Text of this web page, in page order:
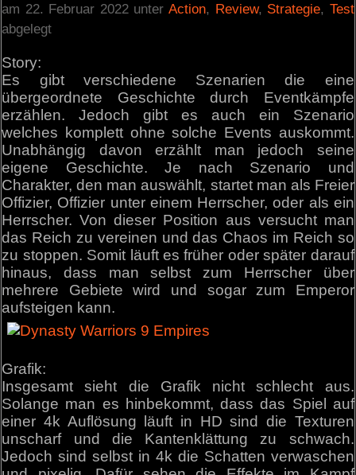
am 22. Februar 2022 unterAction, Review, Strategie, Test
abgelegt
Story:
Es gibt verschiedene Szenarien die eine
übergeordnete Geschichte durch Eventkämpfe
erzählen. Jedoch gibt es auch ein Szenario
welches komplett ohne solche Events auskommt.
Unabhängig davon erzählt man jedoch seine
eigene Geschichte. Je nach Szenario und
Charakter, den man auswählt, startet man als Freier
Offizier, Offizier unter einem Herrscher, oder als ein
Herrscher. Von dieser Position aus versucht man
das Reich zu vereinen und das Chaos im Reich so
zu stoppen. Somit läuft es früher oder später darauf
hinaus, dass man selbst zum Herrscher über
mehrere Gebiete wird und sogar zum Emperor
aufsteigen kann.
Grafik:
Insgesamt sieht die Grafik nicht schlecht aus.
Solange man es hinbekommt, dass das Spiel auf
einer 4k Auflösung läuft in HD sind die Texturen
unscharf und die Kantenklättung zu schwach.
Jedoch sind selbst in 4k die Schatten verwaschen